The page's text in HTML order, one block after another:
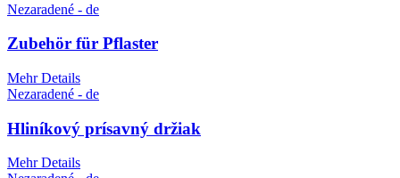
Nezaradené - de
Zubehör für Pflaster
Mehr Details
Nezaradené - de
Hliníkový prísavný držiak
Mehr Details